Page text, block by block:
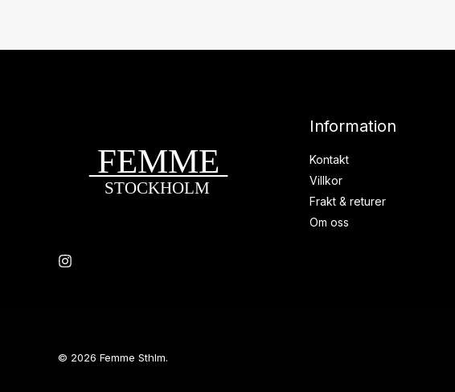
Information
Kontakt
Villkor
Frakt & returer
Om oss
© 2026 Femme Sthlm.